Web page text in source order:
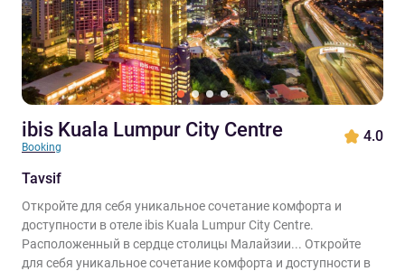
ibis Kuala Lumpur City Centre
Booking
4.0
Tavsif
Откройте для себя уникальное сочетание комфорта и
доступности в отеле ibis Kuala Lumpur City Centre.
Расположенный в сердце столицы Малайзии... Откройте
для себя уникальное сочетание комфорта и доступности в